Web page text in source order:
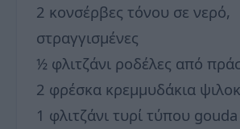
2 κονσέρβες τόνου σε νερό,
στραγγισμένες
½ φλιτζάνι ροδέλες από
2 φρέσκα κρεμμυδάκια
1 φλιτζάνι τυρί τύπου